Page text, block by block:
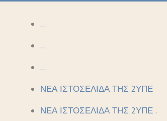
...
...
...
ΝΕΑ ΙΣΤΟΣΕΛΙΔΑ ΤΗΣ 2ΥΠΕ
ΝΕΑ ΙΣΤΟΣΕΛΙΔΑ ΤΗΣ 2ΥΠΕ .